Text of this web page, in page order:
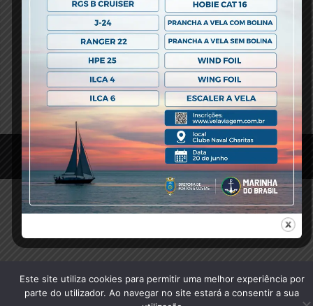
Previous Post
© 2020 Clube Naval Charitas, All Rights Reserved.
Este site utiliza cookies para permitir uma melhor experiência por
parte do utilizador. Ao navegar no site estará a consentir a sua